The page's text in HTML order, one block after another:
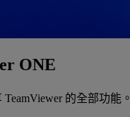
ONE
的全部功能。